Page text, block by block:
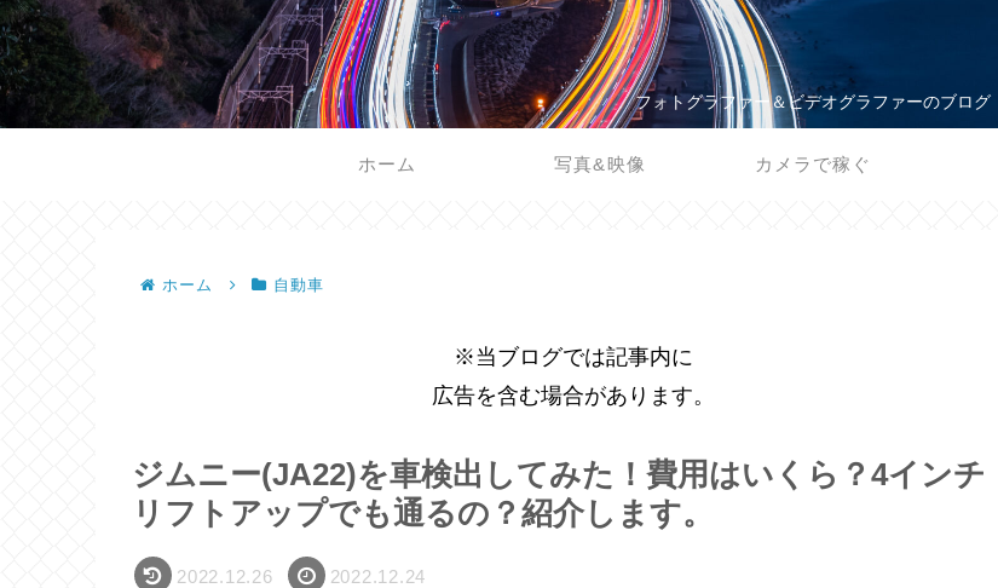
フォトグラファー＆ビデオグラファーのブログ
ホーム 写真&映像 カメラで稼ぐ
ホーム 自動車
※当ブログでは記事内に
広告を含む場合があります。
ジムニー(JA22)を車検出してみた！費用はいくら？4インチ
リフトアップでも通るの？紹介します。
2022.12.26 2022.12.24